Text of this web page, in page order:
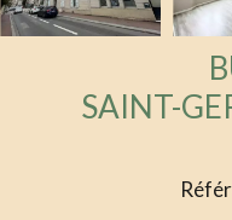
SAINT-